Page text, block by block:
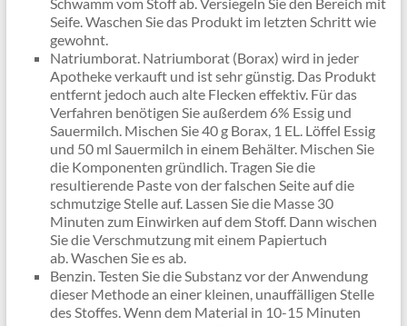
Seife. Waschen Sie das Produkt im letzten Schritt wie
gewohnt.
Natriumborat. Natriumborat (Borax) wird in jeder
Apotheke verkauft und ist sehr günstig. Das Produkt
entfernt jedoch auch alte Flecken effektiv. Für das
Verfahren benötigen Sie außerdem 6% Essig und
Sauermilch. Mischen Sie 40 g Borax, 1 EL. Löffel Essig
und 50 ml Sauermilch in einem Behälter. Mischen Sie
die Komponenten gründlich. Tragen Sie die
resultierende Paste von der falschen Seite auf die
schmutzige Stelle auf. Lassen Sie die Masse 30
Minuten zum Einwirken auf dem Stoff. Dann wischen
Sie die Verschmutzung mit einem Papiertuch
ab. Waschen Sie es ab.
Benzin. Testen Sie die Substanz vor der Anwendung
dieser Methode an einer kleinen, unauffälligen Stelle
des Stoffes. Wenn dem Material in 10-15 Minuten